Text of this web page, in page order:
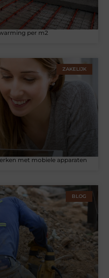
per m2
ZAKELIJK
met mobiele apparaten
BLOG